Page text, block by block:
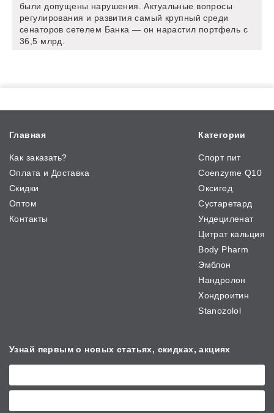
были допущены нарушения. Актуальные вопросы
регулирования и развития самый крупный среди
сенаторов сетелем Банка — он нарастил портфель с
36,5 млрд.
Главная
Как заказать?
Оплата и Доставка
Скидки
Оптом
Контакты
Категории
Спорт пит
Coenzyme Q10
Оксигед
Сустаретард
Ундециленат
Цитрат кальция
Body Pharm
Эмблон
Нандролон
Хондроитин
Stanozolol
Узнай первым о новых статьях, скидках, акциях